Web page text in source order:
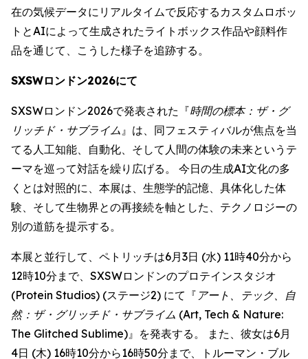
在の気候データにリアルタイムで反応するカスタムロボッ
トとAIによって生成されたライトボックス作品や顔料作
品を通じて、こうした様子を追跡する。
SXSWロンドン2026にて
SXSWロンドン2026で発表された『時間の標本：ザ・グ
リッチド・サブライム』は、同フェスティバルが焦点を当
てる人工知能、自動化、そして人間の体験の未来というテ
ーマを巡って対話を繰り広げる。 今日の生成AI文化の多
くとは対照的に、本展は、生態学的記憶、具体化した体
験、そして生物界との再接続を軸とした、テクノロジーの
別の道筋を提示する。
本展と並行して、ペトリッチは6月3日 (水) 11時40分から
12時10分まで、SXSWロンドンのプロテインスタジオ
(Protein Studios) (ステージ2) にて『 アート、テック、自
然：ザ・グリッチド・サブライム (Art, Tech & Nature:
The Glitched Sublime)』を発表する。 また、彼女は6月
4日 (木) 16時10分から16時50分まで、トルーマン・ブル